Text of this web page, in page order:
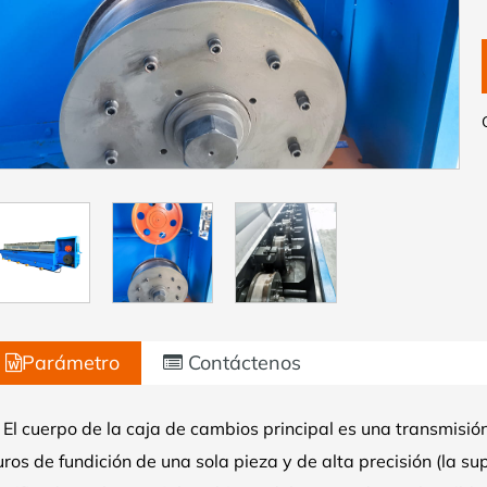
Parámetro Contáctenos
El cuerpo de la caja de cambios principal es una
de fundición de una sola pieza y de alta precisión (la